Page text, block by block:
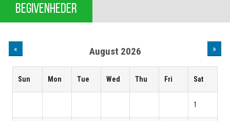
BEGIVENHEDER
« August 2026 »
Sun Mon Tue Wed Thu Fri Sat
1